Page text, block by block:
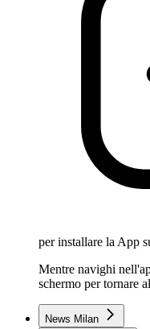
per installare la App
Mentre navighi
schermo per tornare
News Milan